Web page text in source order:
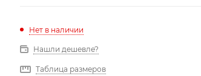
Нет в наличии
Нашли дешевле?
Таблица размеров